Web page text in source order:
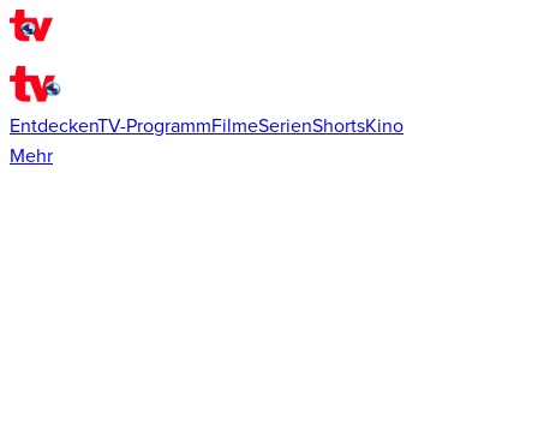
EntdeckenTV-ProgrammFilmeSerienShortsKino
Mehr